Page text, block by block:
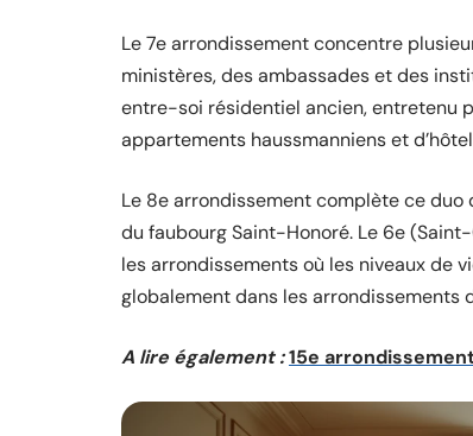
Le 7e arrondissement concentre
ministères, des ambassades et des
entre-soi résidentiel ancien, entretenu
appartements haussmanniens et
Le 8e arrondissement complète ce
du faubourg Saint-Honoré. Le 6e
les arrondissements où les niveaux de
globalement dans les arrondissements
A lire également :15e